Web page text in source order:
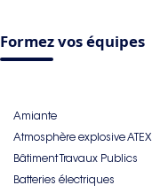
Formez vos équipes
Amiante
Atmosphère explosive ATEX
Bâtiment Travaux Publics
Batteries électriques